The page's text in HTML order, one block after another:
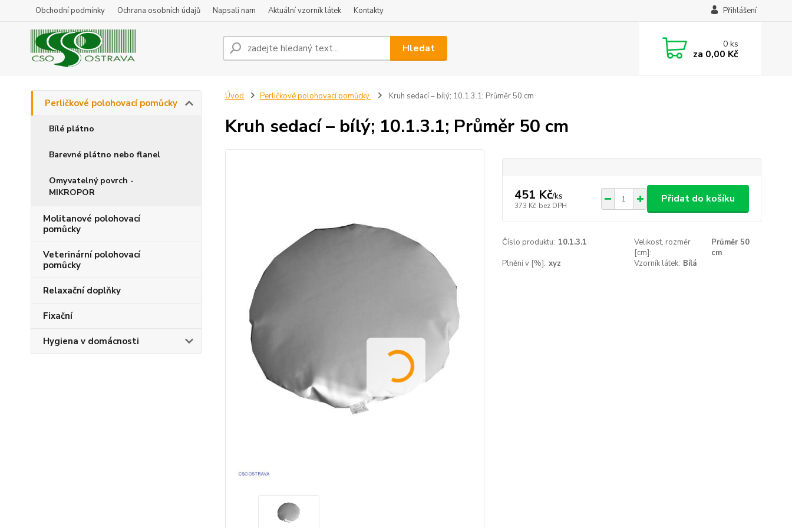
Obchodní podmínky Ochrana osobních údajů Napsali nam Aktuální vzorník látek Kontakty Přihlášení
Hledat 0ks
za 0,00 Kč
Perličkové polohovací pomůcky
Bílé plátno
Barevné plátno nebo flanel
Omyvatelný povrch -
MIKROPOR
Molitanové polohovací
pomůcky
Veterinární polohovací
pomůcky
Relaxační doplňky
Fixační
Hygiena v domácnosti
Úvod Perličkové polohovací pomůcky Kruh sedací – bílý; 10.1.3.1; Průměr 50 cm
Kruh sedací – bílý; 10.1.3.1; Průměr 50 cm
451 Kč/ks
373 Kč bez DPH
Přidat do košíku
Číslo produktu: 10.1.3.1
Velikost, rozměr
[cm]:
Průměr 50
cm
Plnění v [%]: xyz Vzorník látek: Bílá